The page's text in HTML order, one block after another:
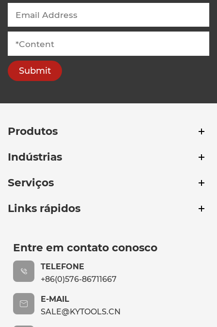
Submit
Produtos
Indústrias
Serviços
Links rápidos
Entre em contato conosco
TELEFONE
+86(0)576-86711667
E-MAIL
SALE@KYTOOLS.CN